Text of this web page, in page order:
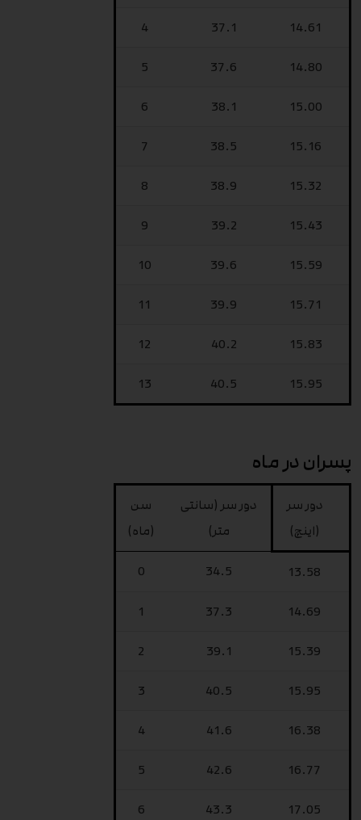
14.61
37.1
4
14.80
37.6
5
15.00
38.1
6
15.16
38.5
7
15.32
38.9
8
15.43
39.2
9
15.59
39.6
10
15.71
39.9
11
15.83
40.2
12
15.95
40.5
13
پسران در ماه
دور سر
(اینچ)
دور سر (سانتی
متر)
سن
(ماه)
13.58
34.5
0
14.69
37.3
1
15.39
39.1
2
15.95
40.5
3
16.38
41.6
4
16.77
42.6
5
17.05
43.3
6